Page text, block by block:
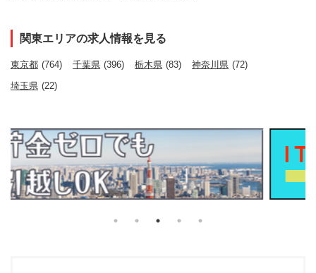
関東エリアの求人情報を見る
東京都 (764) 千葉県 (396) 栃木県 (83) 神奈川県 (72)
埼玉県 (22)